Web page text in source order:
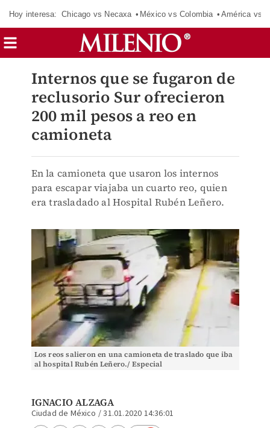
Hoy interesa: Chicago vs Necaxa México vs Colombia América vs
Internos que se fugaron de
reclusorio Sur ofrecieron
200 mil pesos a reo en
camioneta
En la camioneta que usaron los internos
para escapar viajaba un cuarto reo, quien
era trasladado al Hospital Rubén Leñero.
Los reos salieron en una camioneta de traslado que iba
al hospital Rubén Leñero./ Especial
IGNACIO ALZAGA
Ciudad de México /31.01.2020 14:36:01